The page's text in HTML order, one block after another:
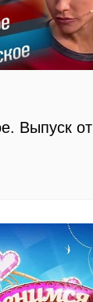
Выпуск от